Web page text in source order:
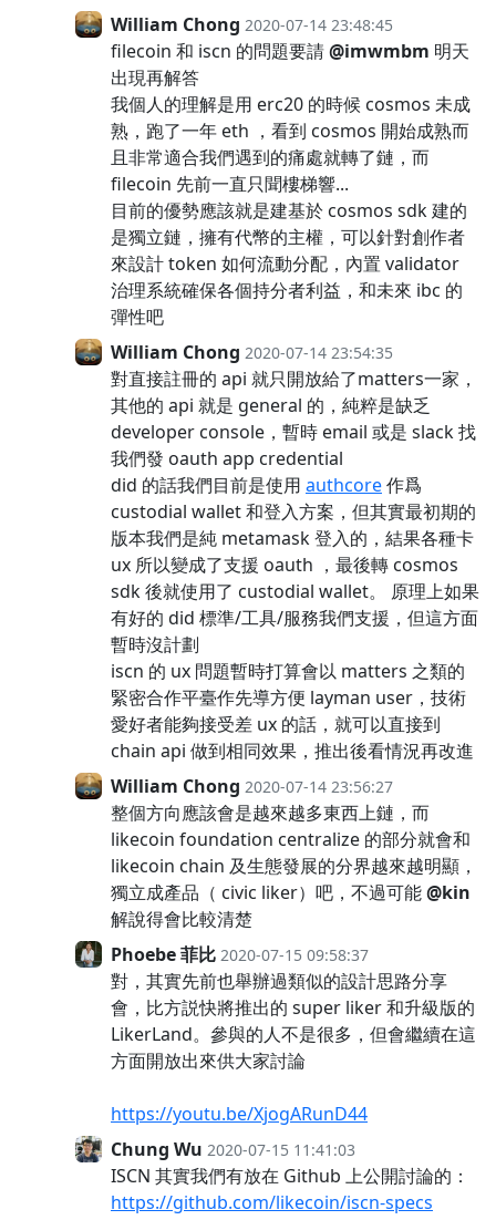
William Chong 2020-07-14 23:48:45
filecoin 和 iscn 的問題要請@imwmbm 明天
出現再解答
我個人的理解是用 erc20 的時候 cosmos 未成
熟，跑了一年 eth ，看到 cosmos 開始成熟而
且非常適合我們遇到的痛處就轉了鏈，而
filecoin 先前一直只聞樓梯響...
目前的優勢應該就是建基於 cosmos sdk 建的
是獨立鏈，擁有代幣的主權，可以針對創作者
來設計 token 如何流動分配，內置 validator
治理系統確保各個持分者利益，和未來 ibc 的
彈性吧
William Chong 2020-07-14 23:54:35
對直接註冊的 api 就只開放給了matters一家，
其他的 api 就是 general 的，純粹是缺乏
developer console，暫時 email 或是 slack 找
我們發 oauth app credential
did 的話我們目前是使用 authcore作爲
custodial wallet 和登入方案，但其實最初期的
版本我們是純 metamask 登入的，結果各種卡
ux 所以變成了支援 oauth ，最後轉 cosmos
sdk 後就使用了 custodial wallet。 原理上如果
有好的 did 標準/工具/服務我們支援，但這方面
暫時沒計劃
iscn 的 ux 問題暫時打算會以 matters 之類的
緊密合作平臺作先導方便 layman user，技術
愛好者能夠接受差 ux 的話，就可以直接到
chain api 做到相同效果，推出後看情況再改進
William Chong 2020-07-14 23:56:27
整個方向應該會是越來越多東西上鏈，而
likecoin foundation centralize 的部分就會和
likecoin chain 及生態發展的分界越來越明顯，
獨立成產品（ civic liker）吧，不過可能@kin
解說得會比較清楚
Phoebe 菲比 2020-07-15 09:58:37
對，其實先前也舉辦過類似的設計思路分享
會，比方説快將推出的 super liker 和升級版的
LikerLand。參與的人不是很多，但會繼續在這
方面開放出來供大家討論
https://youtu.be/XjogARunD44
Chung Wu 2020-07-15 11:41:03
ISCN 其實我們有放在 Github 上公開討論的：
https://github.com/likecoin/iscn-specs